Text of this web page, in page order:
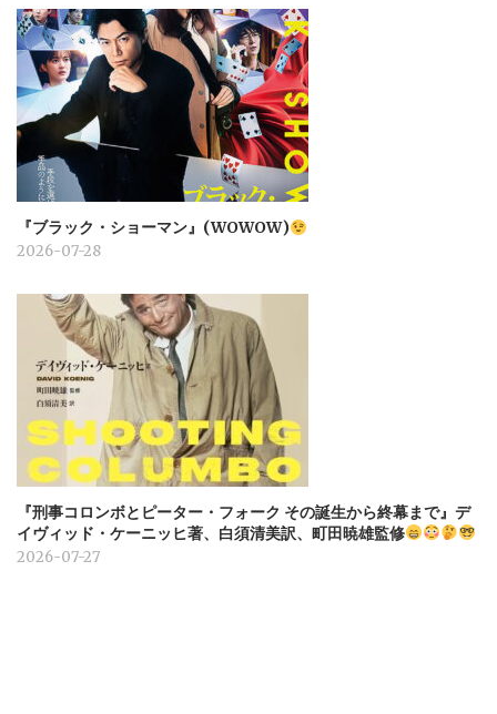
『ブラック・ショーマン』(WOWOW)
2026-07-28
『刑事コロンボとピーター・フォーク その誕生から終幕まで』デ
イヴィッド・ケーニッヒ著、白須清美訳、町田暁雄監修
2026-07-27